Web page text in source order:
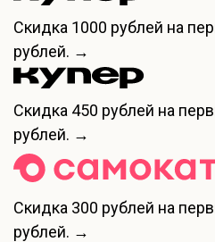
Скидка 1000 рублей на
рублей. →
Скидка 450 рублей на
рублей. →
Скидка 300 рублей на
рублей. →